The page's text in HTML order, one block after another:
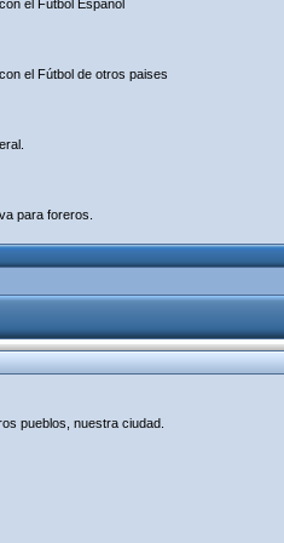
el Fútbol Español
el Fútbol de otros paises
para foreros.
pueblos, nuestra ciudad.